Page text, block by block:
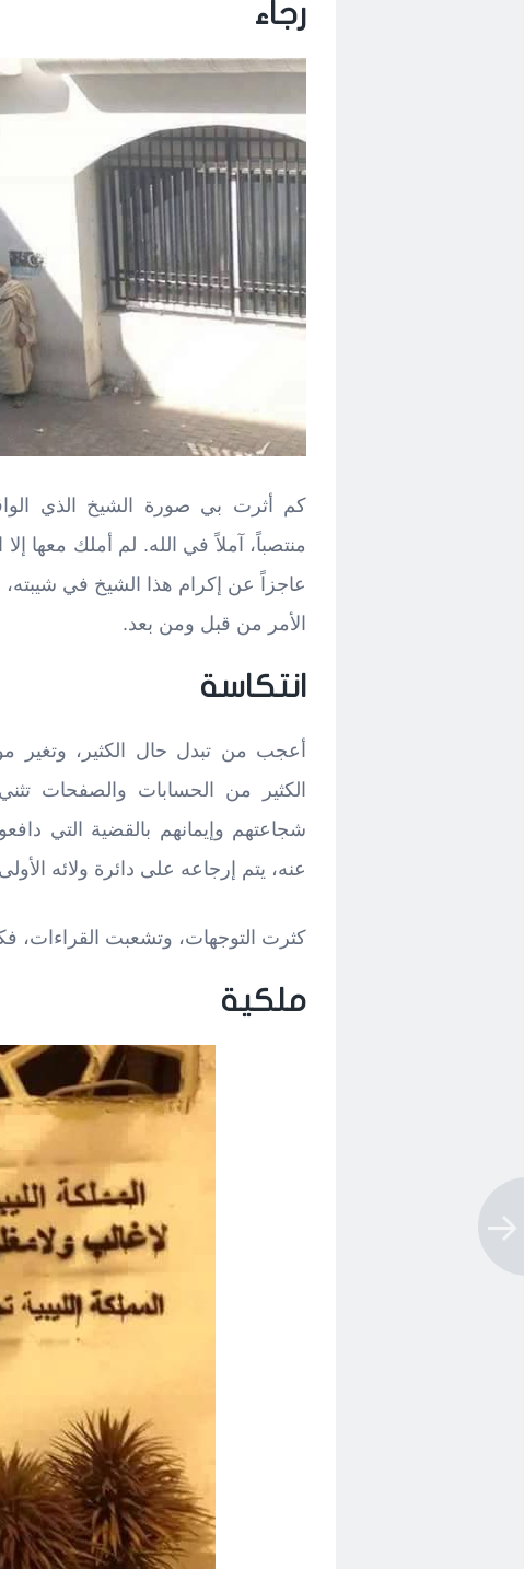
رجاء
كم أثرت بي صورة الشيخ الذي
منتصباً، آملاً في الله. لم أملك
عاجزاً عن إكرام هذا الشيخ في شيبته،
الأمر من قبل ومن بعد.
انتكاسة
أعجب من تبدل حال الكثير، وتغير
الكثير من الحسابات والصفحات
شجاعتهم وإيمانهم بالقضية التي
عنه، يتم إرجاعه على دائرة ولائه
كثرت التوجهات، وتشعبت القراءات،
ملكية